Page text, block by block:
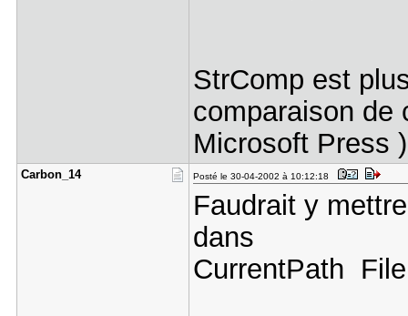
StrComp est
comparaison de
Microsoft Press
Carbon_14 Posté le 30-04-2002 à 10:12:18
Faudrait y
dans
CurrentPath